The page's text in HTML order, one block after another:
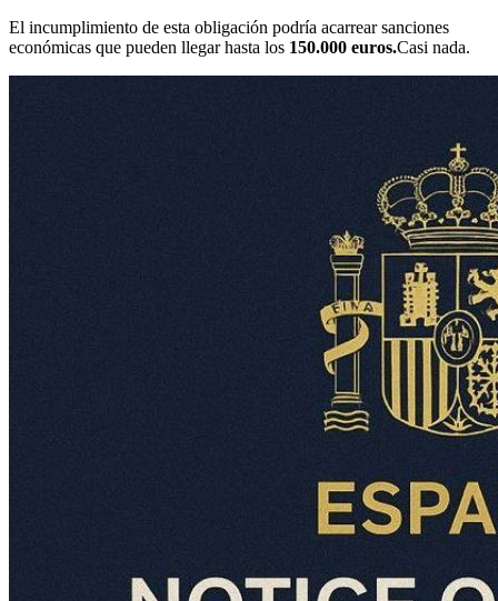
El incumplimiento de esta obligación podría acarrear sanciones
económicas que pueden llegar hasta los 150.000 euros.Casi nada.